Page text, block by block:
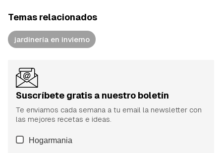
Temas relacionados
jardinería en invierno
Suscríbete gratis a nuestro boletín
Te enviamos cada semana a tu email la newsletter con
las mejores recetas e ideas.
Hogarmania